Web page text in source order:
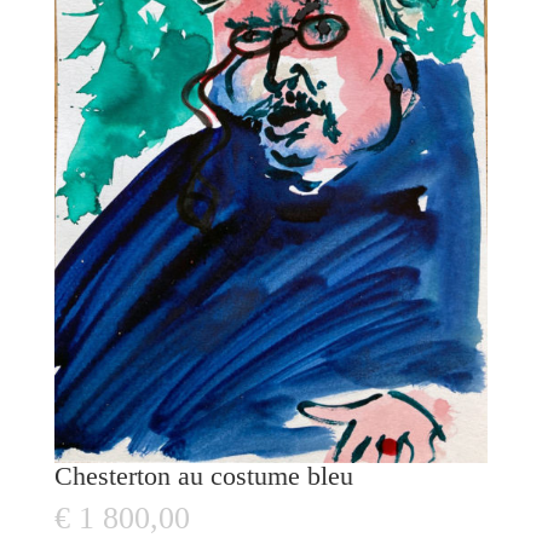
Chesterton au costume bleu
€1 800,00